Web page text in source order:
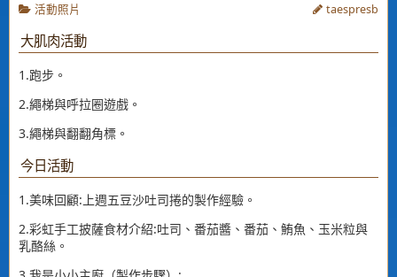
活動照片 taespresb
大肌肉活動
1.跑步。
2.繩梯與呼拉圈遊戲。
3.繩梯與翻翻角標。
今日活動
1.美味回顧:上週五豆沙吐司捲的製作經驗。
2.彩虹手工披薩食材介紹:吐司、番茄醬、番茄、鮪魚、玉米粒與
乳酪絲。